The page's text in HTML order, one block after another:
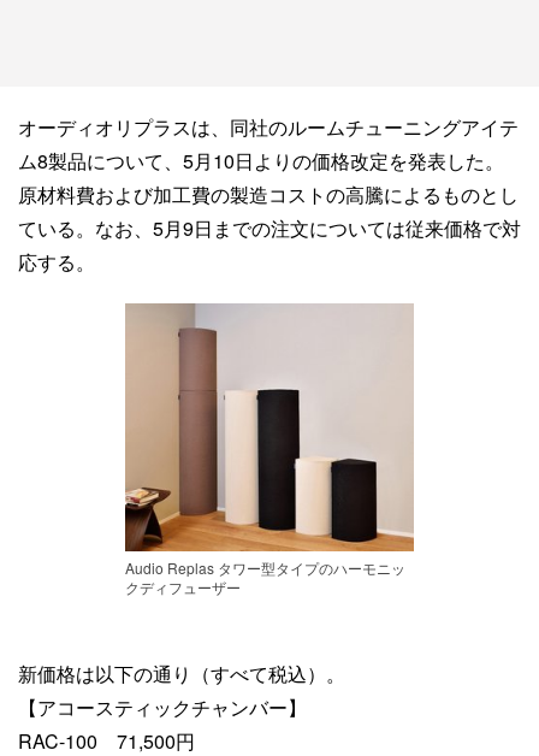
オーディオリプラスは、同社のルームチューニングアイテ
ム8製品について、5月10日よりの価格改定を発表した。
原材料費および加工費の製造コストの高騰によるものとし
ている。なお、5月9日までの注文については従来価格で対
応する。
Audio Replas タワー型タイプのハーモニッ
クディフューザー
新価格は以下の通り（すべて税込）。
【アコースティックチャンバー】
RAC-100 71,500円